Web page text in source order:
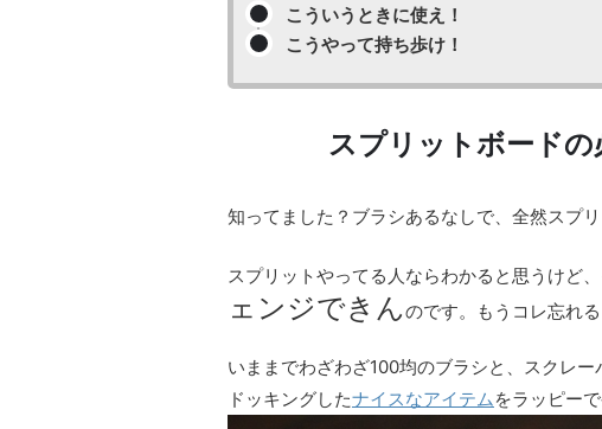
こういうときに使え！
こうやって持ち歩け！
スプリットボード
知ってました？ブラシあるなしで、全然スプ
スプリットやってる人ならわかると思うけど
ェンジできんのです。もうコレ忘れ
いままでわざわざ100均のブラシと、スクレ
ドッキングしたナイスなアイテム をラッピーで